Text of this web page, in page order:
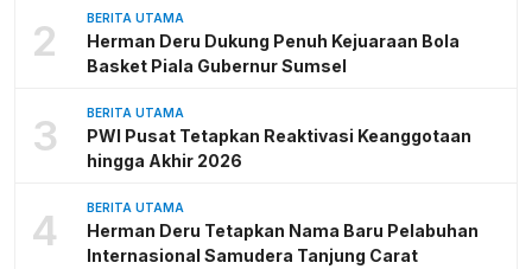
2 BERITA UTAMA
Herman Deru Dukung Penuh Kejuaraan Bola
Basket Piala Gubernur Sumsel
3 BERITA UTAMA
PWI Pusat Tetapkan Reaktivasi Keanggotaan
hingga Akhir 2026
4 BERITA UTAMA
Herman Deru Tetapkan Nama Baru Pelabuhan
Internasional Samudera Tanjung Carat